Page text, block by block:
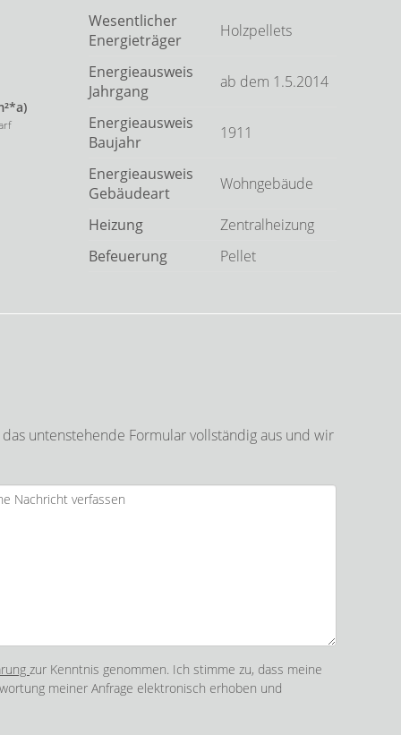
Wesentlicher
Energieträger
Holzpellets
Energieausweis
Jahrgang
ab dem 1.5.2014
Energieausweis
Baujahr
1911
Energieausweis
Gebäudeart
Wohngebäude
Heizung
Zentralheizung
Befeuerung
Pellet
untenstehende Formular vollständig aus und wir
zur Kenntnis genommen. Ich stimme zu, dass meine
meiner Anfrage elektronisch erhoben und